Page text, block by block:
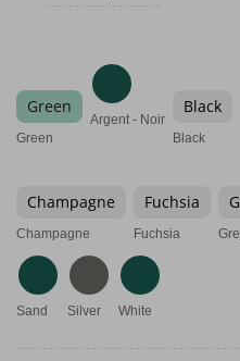
Green
Green
Argent - Noir
Black
Black
Champagne
Champagne
Fuchsia
Fuchsia
Sand Silver White